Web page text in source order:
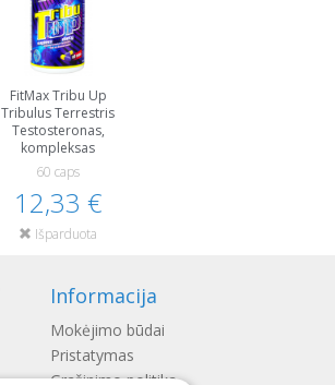
FitMax Tribu Up
Tribulus Terrestris
Testosteronas,
kompleksas
60 caps
12,33 €
Išparduota
Informacija
Mokėjimo būdai
Pristatymas
Gražinimo politika